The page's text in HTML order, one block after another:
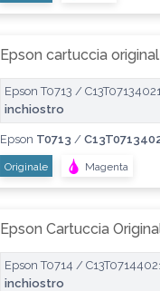
Epson cartuccia
Epson T0713 /
inchiostro
Epson T0713 /
Originale Magenta
Epson Cartuccia
Epson T0714 /
inchiostro